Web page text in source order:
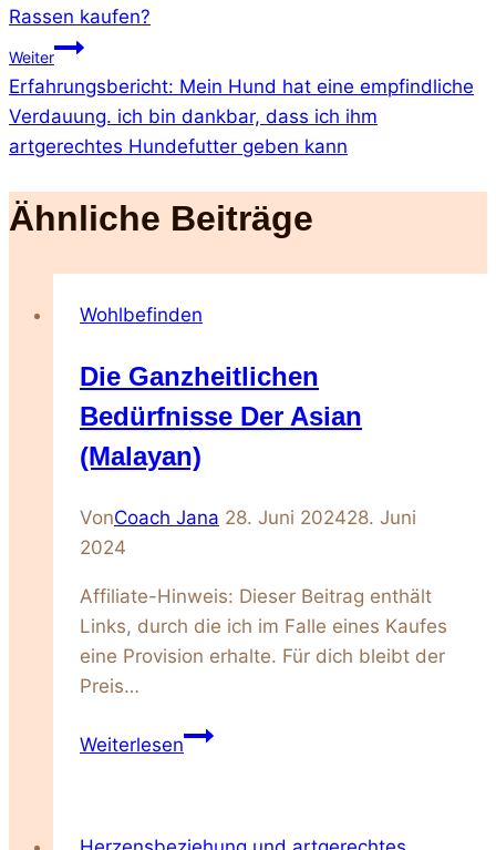
Rassen kaufen?
Weiter
Erfahrungsbericht: Mein Hund hat eine empfindliche
Verdauung. ich bin dankbar, dass ich ihm
artgerechtes Hundefutter geben kann
Ähnliche Beiträge
Wohlbefinden
Die Ganzheitlichen
Bedürfnisse Der Asian
(Malayan)
VonCoach Jana 28. Juni 202428. Juni
2024
Affiliate-Hinweis: Dieser Beitrag enthält
Links, durch die ich im Falle eines Kaufes
eine Provision erhalte. Für dich bleibt der
Preis…
WeiterlesenDie